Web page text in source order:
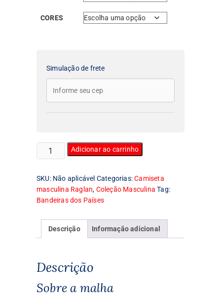
CORES
Simulação de frete
Camiseta
Masculina
Bandeira
da
Colômbia
Adicionar ao carrinho
SKU: Não aplicável Categorias:Camiseta
masculina Raglan, Coleção Masculina Tag:
Bandeiras dos Países
Descrição Informação adicional
Descrição
Sobre a malha